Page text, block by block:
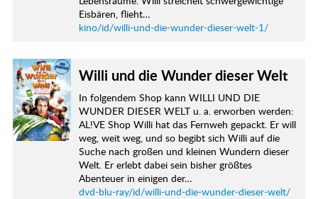
Eisbären, flieht…
kino/id/willi-und-die-wunder-dieser-welt-1/
Willi und die Wunder dieser Welt
In folgendem Shop kann WILLI UND DIE
WUNDER DIESER WELT u. a. erworben werden:
AL!VE Shop Willi hat das Fernweh gepackt. Er will
weg, weit weg, und so begibt sich Willi auf die
Suche nach großen und kleinen Wundern dieser
Welt. Er erlebt dabei sein bisher größtes
Abenteuer in einigen der…
dvd-blu-ray/id/willi-und-die-wunder-dieser-welt/